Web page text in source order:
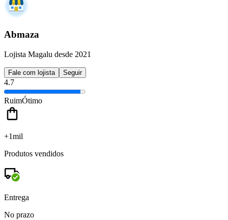
Abmaza
Lojista Magalu desde 2021
Fale com lojista Seguir
4.7
RuimÓtimo
+1mil
Produtos vendidos
Entrega
No prazo